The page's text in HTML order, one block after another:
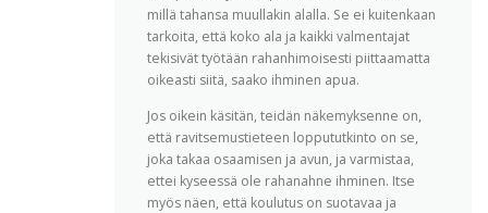
millä tahansa muullakin alalla. Se ei kuitenkaan
tarkoita, että koko ala ja kaikki valmentajat
tekisivät työtään rahanhimoisesti piittaamatta
oikeasti siitä, saako ihminen apua.
Jos oikein käsitän, teidän näkemyksenne on,
että ravitsemustieteen loppututkinto on se,
joka takaa osaamisen ja avun, ja varmistaa,
ettei kyseessä ole rahanahne ihminen. Itse
myös näen, että koulutus on suotavaa ja